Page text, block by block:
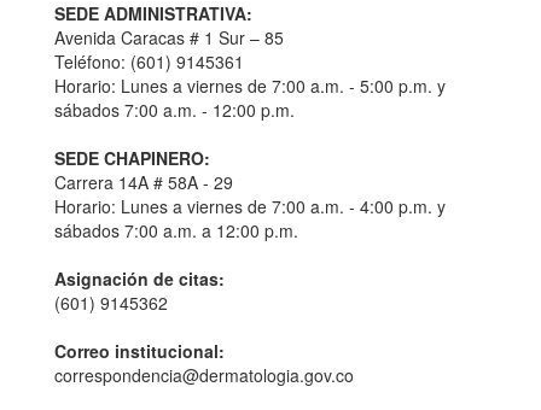
SEDE ADMINISTRATIVA:
Avenida Caracas # 1 Sur – 85
Teléfono: (601) 9145361
Horario: Lunes a viernes de 7:00 a.m. - 5:00 p.m. y
sábados 7:00 a.m. - 12:00 p.m.
SEDE CHAPINERO:
Carrera 14A # 58A - 29
Horario: Lunes a viernes de 7:00 a.m. - 4:00 p.m. y
sábados 7:00 a.m. a 12:00 p.m.
Asignación de citas:
(601) 9145362
Correo institucional:
correspondencia@dermatologia.gov.co